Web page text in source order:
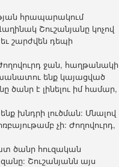
հրապարակում
Շուշանյանը կոչով
շարժվեն դեպի
ջան, հաղթանակի
ենք կայացված
է լինելու իմ համար,
խնդրի լուծման: Մնալով
չի: Ժողովուրդ,
ծանր հուզական
Շուշանյանն այս